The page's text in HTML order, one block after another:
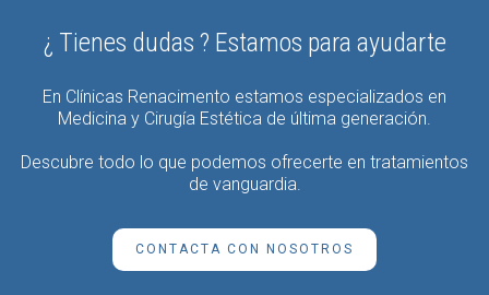
¿ Tienes dudas ? Estamos para ayudarte
En Clínicas Renacimento estamos especializados en
Medicina y Cirugía Estética de última generación.
Descubre todo lo que podemos ofrecerte en tratamientos
de vanguardia.
CONTACTA CON NOSOTROS